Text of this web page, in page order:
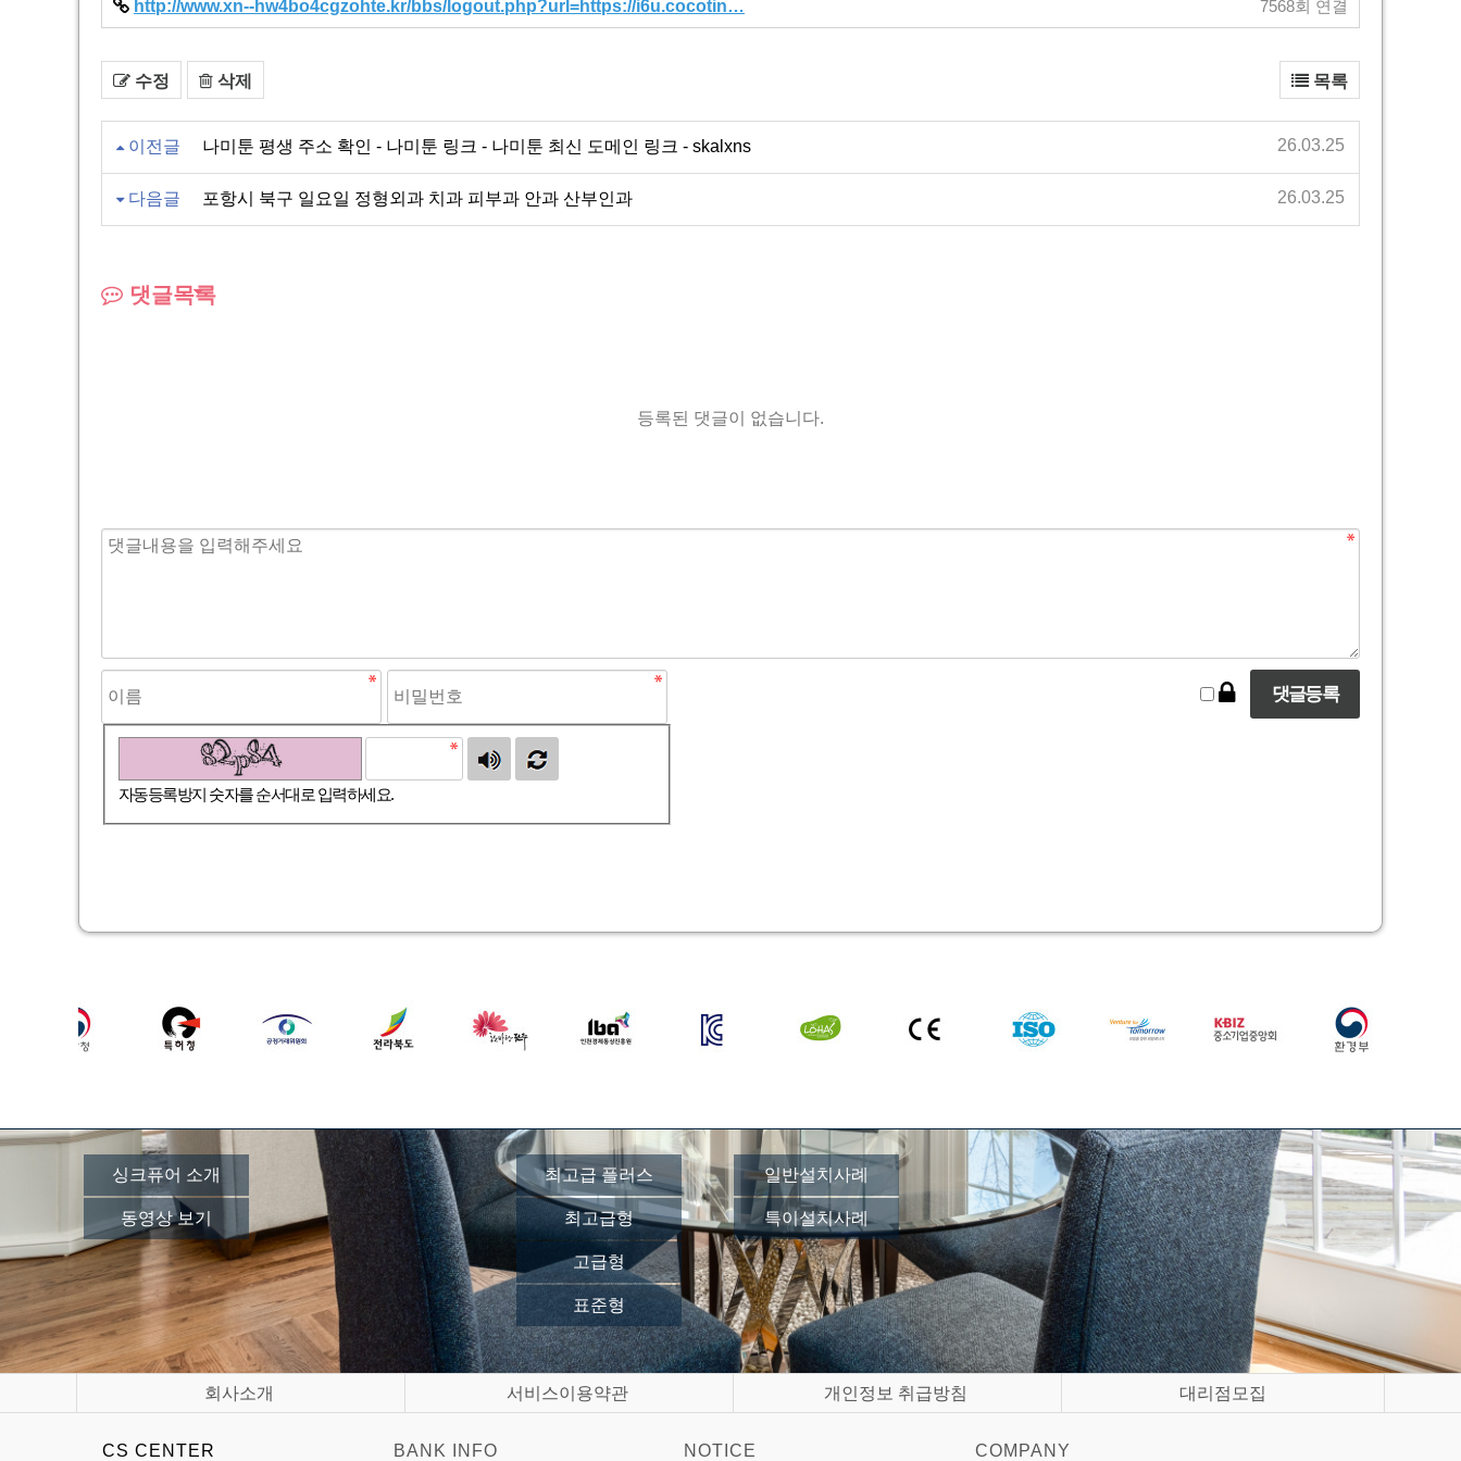
http://www.xn--hw4bo4cgzohte.kr/bbs/logout.php?url=https://i6u.cocotin… 7568회 연결
수정 삭제 목록
이전글 나미툰 평생 주소 확인 - 나미툰 링크 - 나미툰 최신 도메인 링크 - skalxns 26.03.25
다음글 포항시 북구 일요일 정형외과 치과 피부과 안과 산부인과 26.03.25
댓글목록
등록된 댓글이 없습니다.
자동등록방지 숫자를 순서대로 입력하세요.
싱크퓨어 소개
동영상 보기
최고급 플러스
최고급형
고급형
표준형
일반설치사례
특이설치사례
회사소개 서비스이용약관 개인정보 취급방침 대리점모집
CS CENTER BANK INFO NOTICE COMPANY